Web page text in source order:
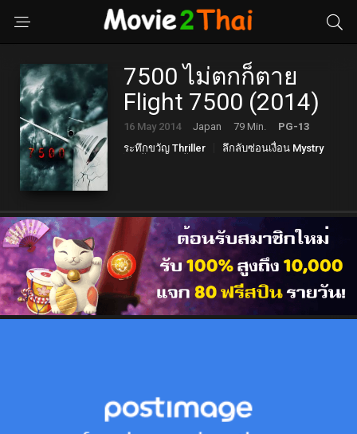
7500 ไม่ตกก็ตาย
Flight 7500 (2014)
16 May 2014 Japan 79 Min.
PG-13
ระทึกขวัญ Thriller
ลึกลับซ่อนเงื่อน Mystry